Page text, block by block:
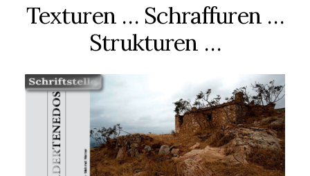
Texturen … Schraffuren …
Strukturen …